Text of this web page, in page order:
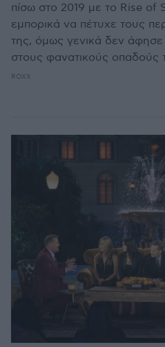
πίσω στο 2019 με το Rise of
εμπορικά να πέτυχε τους
της, όμως γενικά δεν
στους φανατικούς οπαδούς
ROXX